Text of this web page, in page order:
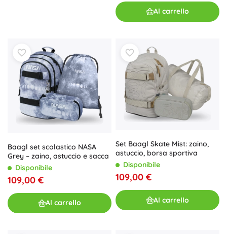
Al carrello
Baagl set scolastico NASA
Grey – zaino, astuccio e sacca
Disponibile
109,00 €
Al carrello
Set Baagl Skate Mist: zaino,
astuccio, borsa sportiva
Disponibile
109,00 €
Al carrello